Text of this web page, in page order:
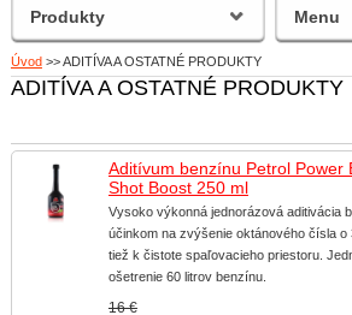
Úvod >>ADITÍVA A OSTATNÉ PRODUKTY
ADITÍVA A OSTATNÉ PRODUKTY
Aditívum benzínu Petrol Power
Shot Boost 250 ml
Vysoko výkonná jednorázová aditivácia
účinkom na zvýšenie oktánového čísla o
tiež k čistote spaľovacieho priestoru.
ošetrenie 60 litrov benzínu.
16 €
Produkty Menu